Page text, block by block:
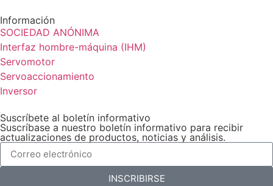
Información
SOCIEDAD ANÓNIMA
Interfaz hombre-máquina (IHM)
Servomotor
Servoaccionamiento
Inversor
Suscríbete al boletín informativo
Suscríbase a nuestro boletín informativo para recibir
actualizaciones de productos, noticias y análisis.
INSCRIBIRSE